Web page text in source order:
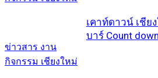
ข่าวสาร งาน
กิจกรรม เชียงใหม่
เคาท์ดาวน์ เชีย
บาร์ Count